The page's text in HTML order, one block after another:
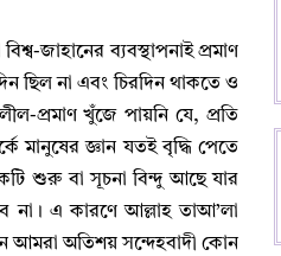
বিশ্ব-জাহানের ব্যবস্থাপনাই প্রমাণ
ছিল না এবং চিরদিন থাকতে ও
প্রমাণ খুঁজে পায়নি যে,প্রতি
মানুষের জ্ঞান যতই বৃদ্ধি পেতে
শুরু বা সূচনা বিন্দু আছে যার
না । এ কারণে আল্লাহ‌ তাআ’লা
অতিশয় সন্দেহবাদী কোন